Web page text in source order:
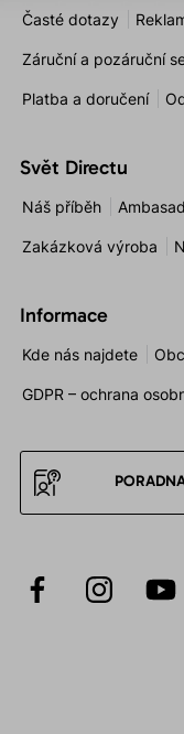
Časté dotazy
Záruční a pozáruční
Platba a doručení
Svět Directu
Náš příběh
Zakázková výroba
Informace
Kde nás najdete
GDPR – ochrana